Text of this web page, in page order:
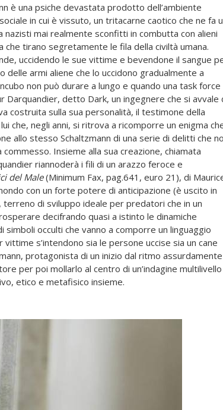
è una psiche devastata prodotto dell’ambiente
in cui è vissuto, un tritacarne caotico che ne fa
nazisti mai realmente sconfitti in combutta con alieni
che tirano segretamente le fila della civiltà umana.
uccidendo le sue vittime e bevendone il sangue
delle armi aliene che lo uccidono gradualmente a
non può durare a lungo e quando una task force
Darquandier, detto Dark, un ingegnere che si avvale
costruita sulla sua personalità, il testimone della
che, negli anni, si ritrova a ricomporre un enigma
allo stesso Schaltzmann di una serie di delitti che
Insieme alla sua creazione, chiamata
riannoderà i fili di un arazzo feroce e
del Male(Minimum Fax, pag.641, euro 21), di
con un forte potere di anticipazione (è uscito in
di sviluppo ideale per predatori che in un
decifrando quasi a istinto le dinamiche
occulti che vanno a comporre un linguaggio
s’intendono sia le persone uccise sia un cane
protagonista di un inizio dal ritmo assurdamente
per poi mollarlo al centro di un’indagine multilivello
etico e metafisico insieme.